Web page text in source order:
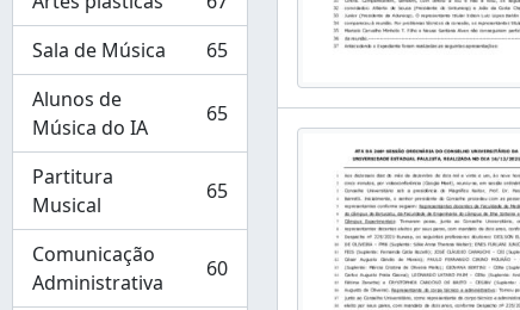
, 67 results
Sala de Música
, 65 results
65
Alunos de
Música do IA
, 65 results 65
Partitura
Musical
, 65 results 65
Comunicação
Administrativa
, 60 results 60